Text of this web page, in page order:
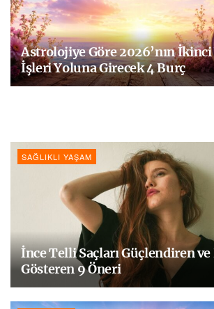
Astrolojiye Göre 2026’nın İkinci
İşleri Yoluna Girecek 4 Burç
SAĞLIKLI YAŞAM
İnce Telli Saçları Güçlendiren
Gösteren 9 Öneri